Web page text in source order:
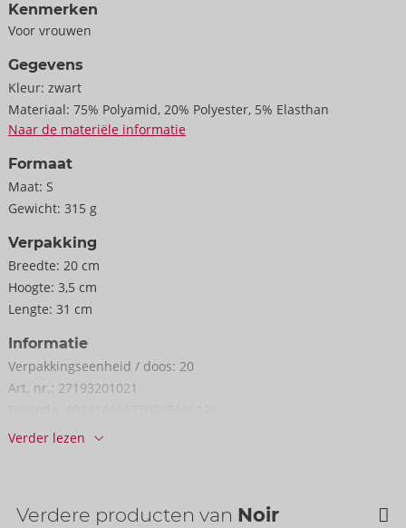
Kenmerken
Voor vrouwen
Gegevens
Kleur: zwart
Materiaal: 75% Polyamid, 20% Polyester, 5% Elasthan
Naar de materiële informatie
Formaat
Maat: S
Gewicht: 315 g
Verpakking
Breedte: 20 cm
Hoogte: 3,5 cm
Lengte: 31 cm
Informatie
Verpakkings­eenheid / doos: 20
Art. nr.: 27193201021
Tariefnummer douane:
Verder lezen
Verdere producten van Noir